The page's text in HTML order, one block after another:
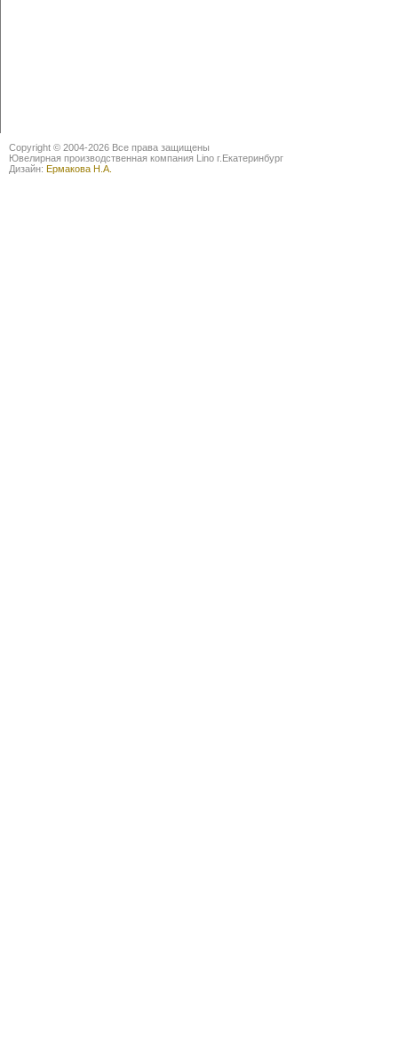
Copyright © 2004-2026 Все права защищены
Ювелирная производственная компания Lino г.Екатеринбург
Дизайн: Ермакова Н.А.